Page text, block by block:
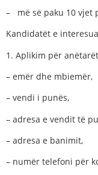
– më së paku 10 vjet
Kandidatët e
1. Aplikim për
– emër dhe mbiemër,
– vendi i punës,
– adresa e vendit të
– adresa e banimit,
– numër telefoni për